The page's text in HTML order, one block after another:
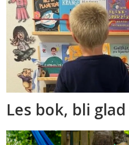
Les bok, bli